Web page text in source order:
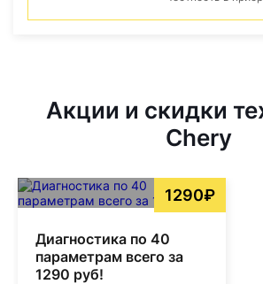
Акции и скидки
Chery
1290₽
Диагностика по 40
параметрам всего за
1290 руб!